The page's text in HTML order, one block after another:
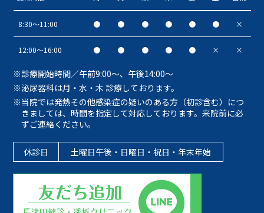
8:30〜11:00 ● ● ● ● ● ● ×
12:00〜16:00 ● ● ● ● ● × ×
診療開始時間／午前9:00～、午後14:00～
泌尿器科は月・水・木 診療しております。
当院では発熱その他感染症の疑いのある方（初診含む）につ
きましては、時間を指定して対応しております。来院前に必
ずご連絡ください。
休診日 土曜日午後・日曜日・祝日・年末年始